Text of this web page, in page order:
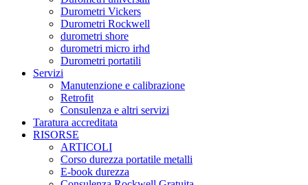
Durometri Vickers
Durometri Rockwell
durometri shore
durometri micro irhd
Durometri portatili
Servizi
Manutenzione e calibrazione
Retrofit
Consulenza e altri servizi
Taratura accreditata
RISORSE
ARTICOLI
Corso durezza portatile metalli
E-book durezza